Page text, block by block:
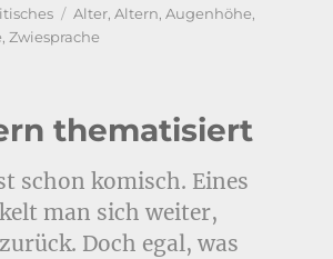
am
Schlagwörter
Alter,Altern,Augenhöhe,
,Zwiesprache
thematisiert
schon komisch. Eines
man sich weiter,
Doch egal, was